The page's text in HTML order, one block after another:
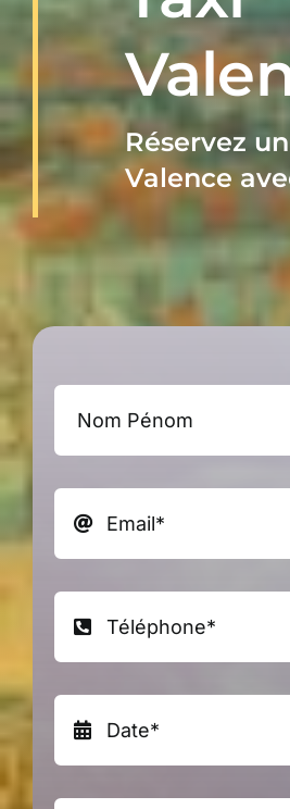
RÉSERVER
0899255499
Réservez
Valence